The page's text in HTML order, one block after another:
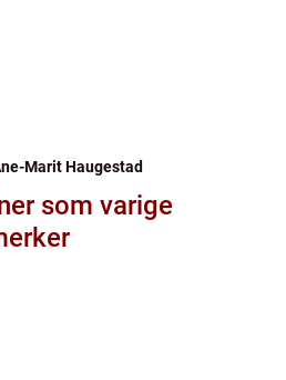
Marit Haugestad
som varige